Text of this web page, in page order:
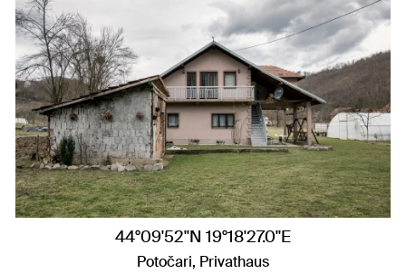
44°09'52"N 19°18'27.0"E
Potočari, Privathaus